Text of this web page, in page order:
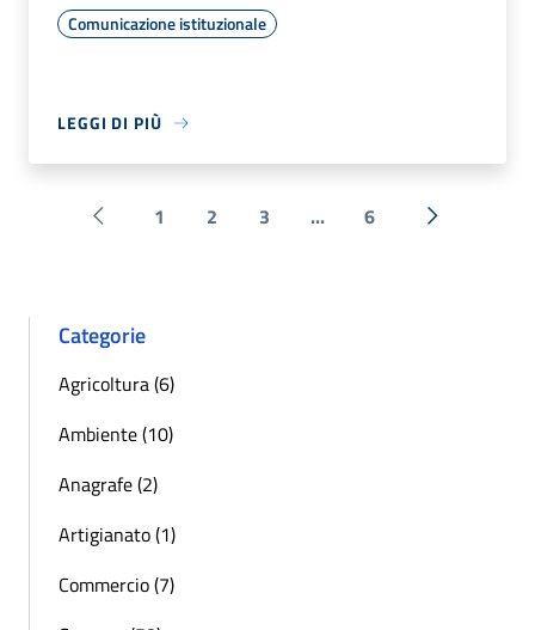
Comunicazione istituzionale
LEGGI DI PIÙ
Pagina precedente
1 2 3 ... 6 Successiva
Categorie
Agricoltura (6)
Ambiente (10)
Anagrafe (2)
Artigianato (1)
Commercio (7)